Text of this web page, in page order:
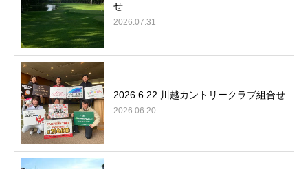
せ
2026.07.31
2026.6.22 川越カントリークラブ組合せ
2026.06.20